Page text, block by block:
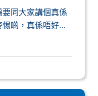
同大家講個真係
啲，真係唔好比